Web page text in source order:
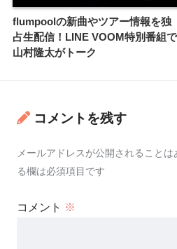
flumpoolの新曲やツアー情報を独
占生配信！LINE VOOM特別番組で
山村隆太がトーク
コメントを残す
メールアドレスが公開されることは
る欄は必須項目です
コメント ※